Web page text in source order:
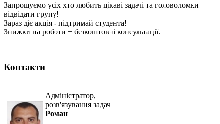
Запрошуємо усіх хто любить цікаві задачі та головоломки
відвідати групу!
Зараз діє акція - підтримай студента!
Знижки на роботи + безкоштовні консультації.
Контакти
Адміністратор,
розв'язування задач
Роман